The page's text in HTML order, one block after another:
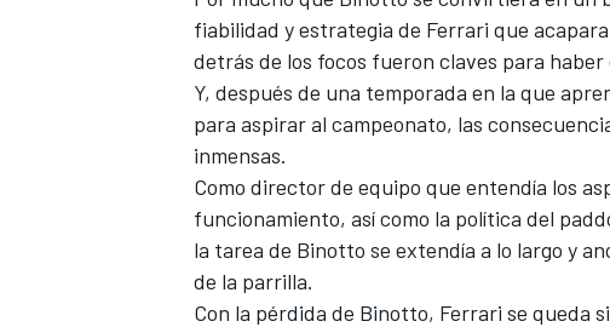
FÓRMULA E
fiabilidad y estrategia de Ferrari que
detrás de los focos fueron claves para
Y, después de una temporada en la que
para aspirar al campeonato, las
inmensas.
Como director de equipo que entendía los
funcionamiento, así como la política del
la tarea de Binotto se extendía a lo largo y
de la parrilla.
Con la pérdida de Binotto, Ferrari se queda